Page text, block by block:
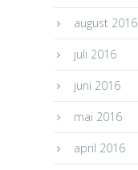
august 2016
juli 2016
juni 2016
mai 2016
april 2016